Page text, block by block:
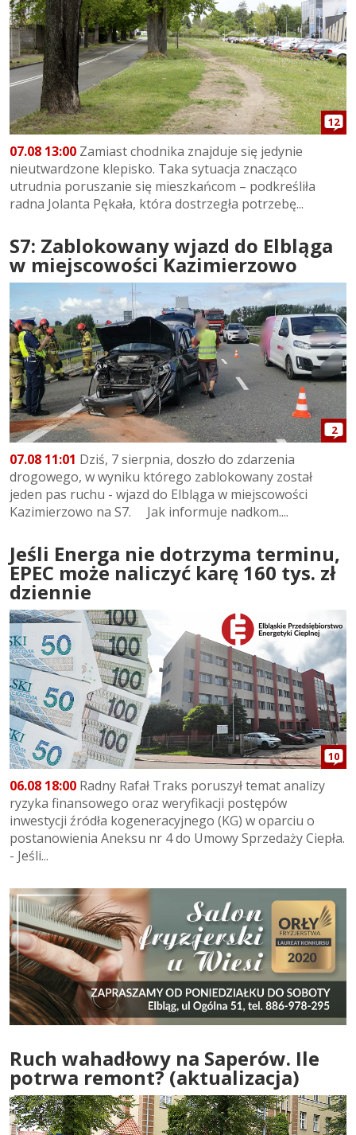
12
07.08 13:00 Zamiast chodnika znajduje się jedynie
nieutwardzone klepisko. Taka sytuacja znacząco
utrudnia poruszanie się mieszkańcom – podkreśliła
radna Jolanta Pękała, która dostrzegła potrzebę...
S7: Zablokowany wjazd do Elbląga
w miejscowości Kazimierzowo
2
07.08 11:01 Dziś, 7 sierpnia, doszło do zdarzenia
drogowego, w wyniku którego zablokowany został
jeden pas ruchu - wjazd do Elbląga w miejscowości
Kazimierzowo na S7. Jak informuje nadkom....
Jeśli Energa nie dotrzyma terminu,
EPEC może naliczyć karę 160 tys. zł
dziennie
10
06.08 18:00 Radny Rafał Traks poruszył temat analizy
ryzyka finansowego oraz weryfikacji postępów
inwestycji źródła kogeneracyjnego (KG) w oparciu o
postanowienia Aneksu nr 4 do Umowy Sprzedaży Ciepła.
- Jeśli...
Ruch wahadłowy na Saperów. Ile
potrwa remont? (aktualizacja)